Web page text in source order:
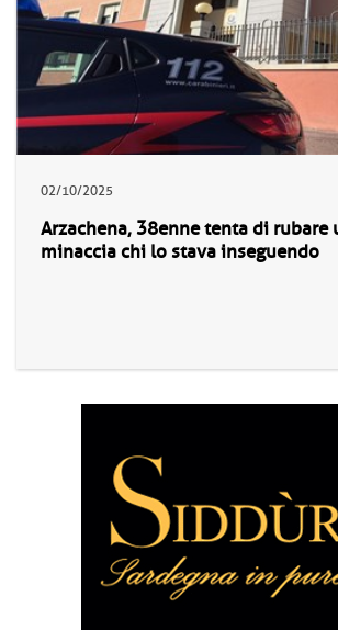
02/10/2025
Arzachena, 38enne tenta di rubare
minaccia chi lo stava inseguendo